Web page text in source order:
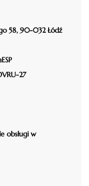
58, 90-032 Łódź
27
obsługi w